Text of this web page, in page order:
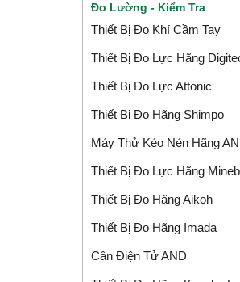
Đo Lường - Kiểm Tra
Thiết Bị Đo Khí Cầm Tay
Thiết Bị Đo Lực Hãng
Thiết Bị Đo Lực Attonic
Thiết Bị Đo Hãng Shimpo
Máy Thử Kéo Nén Hãng
Thiết Bị Đo Lực Hãng
Thiết Bị Đo Hãng Aikoh
Thiết Bị Đo Hãng Imada
Cân Điện Tử AND